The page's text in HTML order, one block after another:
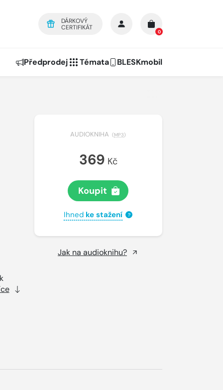
DÁRKOVÝ
CERTIFIKÁT
0
Předprodej Témata BLESKmobil
AUDIOKNIHA (MP3)
369 Kč
Koupit
Ihned ke stažení ?
Jak na audioknihu?